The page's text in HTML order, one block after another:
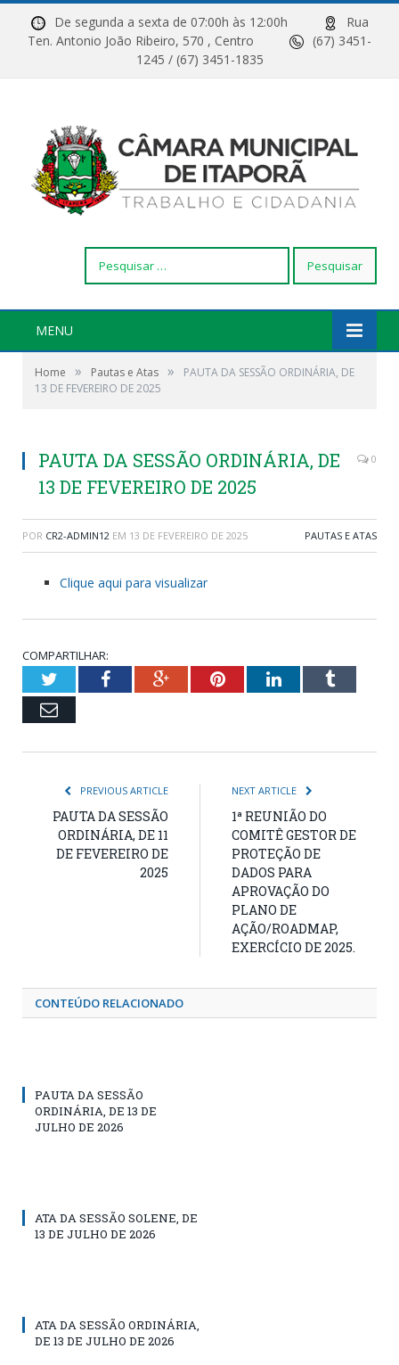
De segunda a sexta de 07:00h às 12:00h
Rua
Ten. Antonio João Ribeiro, 570 , Centro
(67) 3451-
1245 / (67) 3451-1835
por:
MENU
Home » Pautas e Atas »
PAUTA DA SESSÃO ORDINÁRIA, DE
13 DE FEVEREIRO DE 2025
PAUTA DA SESSÃO ORDINÁRIA, DE
13 DE FEVEREIRO DE 2025
0
POR CR2-ADMIN12 EM 13 DE FEVEREIRO DE 2025 PAUTAS E ATAS
Clique aqui para visualizar
COMPARTILHAR:
TwitterFacebookGoogle+PinterestLinkedInTumblr
Email
PREVIOUS ARTICLE
PAUTA DA SESSÃO
ORDINÁRIA, DE 11
DE FEVEREIRO DE
2025
NEXT ARTICLE
1ª REUNIÃO DO
COMITÊ GESTOR DE
PROTEÇÃO DE
DADOS PARA
APROVAÇÃO DO
PLANO DE
AÇÃO/ROADMAP,
EXERCÍCIO DE 2025.
CONTEÚDO RELACIONADO
PAUTA DA SESSÃO
ORDINÁRIA, DE 13 DE
JULHO DE 2026
ATA DA SESSÃO SOLENE, DE
13 DE JULHO DE 2026
ATA DA SESSÃO ORDINÁRIA,
DE 13 DE JULHO DE 2026